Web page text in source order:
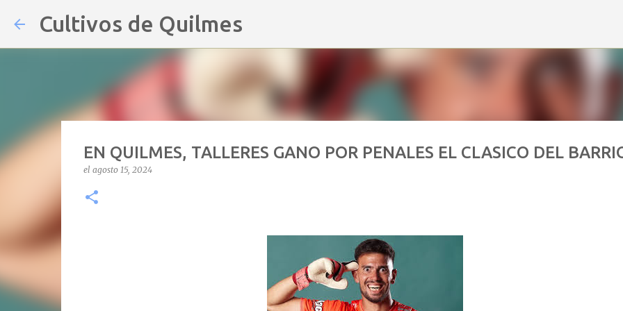
Cultivos de Quilmes
EN QUILMES, TALLERES GANO POR PENALES EL CLASICO DEL
el agosto 15, 2024